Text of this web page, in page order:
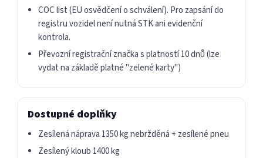
COC list (EU osvědčení o schválení). Pro zapsání do
registru vozidel není nutná STK ani evidenční
kontrola.
Převozní registrační značka s platností 10 dnů (lze
vydat na základě platné "zelené karty")
Dostupné doplňky
Zesílená náprava 1350 kg nebržděná + zesílené pneu
Zesílený kloub 1400 kg